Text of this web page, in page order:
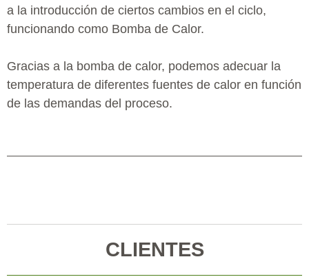
a la introducción de ciertos cambios en el ciclo,
funcionando como Bomba de Calor.
Gracias a la bomba de calor, podemos adecuar la
temperatura de diferentes fuentes de calor en función
de las demandas del proceso.
CLIENTES